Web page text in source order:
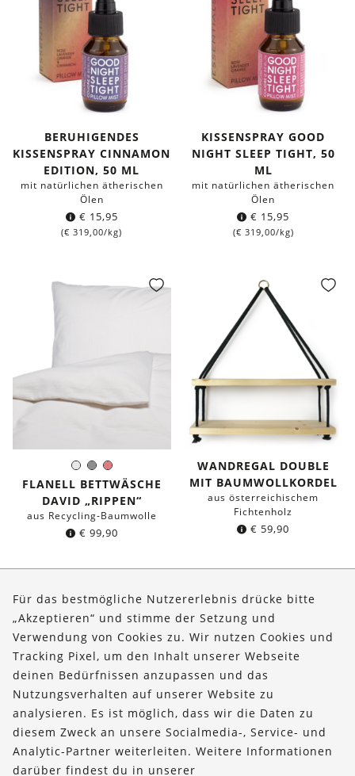
BERUHIGENDES
KISSENSPRAY CINNAMON
EDITION, 50 ML
mit natürlichen ätherischen
Ölen
€ 15,95
(€ 319,00/kg)
KISSENSPRAY GOOD
NIGHT SLEEP TIGHT, 50
ML
mit natürlichen ätherischen
Ölen
€ 15,95
(€ 319,00/kg)
WeißGrauKoralle
Farbe:
FLANELL BETTWÄSCHE
DAVID „RIPPEN“
aus Recycling-Baumwolle
€ 99,90
WANDREGAL DOUBLE
MIT BAUMWOLLKORDEL
aus österreichischem
Fichtenholz
€ 59,90
Über uns
Bestellungen
Kontakt & Hilfe
FOLLOW US
Für das bestmögliche Nutzererlebnis drücke bitte
„Akzeptieren“ und stimme der Setzung und
Verwendung von Cookies zu. Wir nutzen Cookies und
Tracking Pixel, um den Inhalt unserer Webseite
deinen Bedürfnissen anzupassen und das
Nutzungsverhalten auf unserer Website zu
analysieren. Es ist möglich, dass wir die Daten zu
diesem Zweck an unsere Socialmedia-, Service- und
Analytic-Partner weiterleiten. Weitere Informationen
darüber findest du in unserer